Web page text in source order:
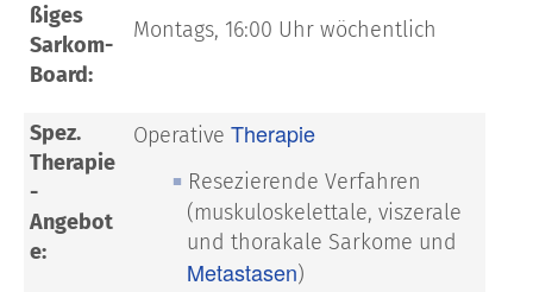
ßiges
Sarkom-
Board:
Montags, 16:00 Uhr wöchentlich
Spez.
Therapie
-
Angebot
e:
Operative Therapie
Resezierende Verfahren
(muskuloskelettale, viszerale
und thorakale Sarkome und
Metastasen)